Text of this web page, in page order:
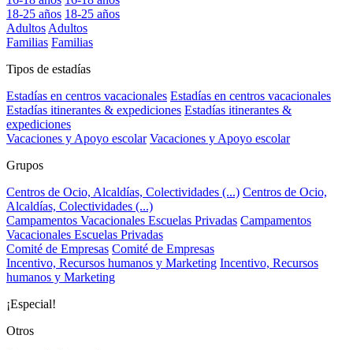
18-25 años 18-25 años
AdultosAdultos
Familias Familias
Tipos de estadías
Estadías en centros vacacionales Estadías en centros vacacionales
Estadías itinerantes & expediciones Estadías itinerantes &
expediciones
Vacaciones y Apoyo escolar Vacaciones y Apoyo escolar
Grupos
Centros de Ocio, Alcaldías, Colectividades (...) Centros de Ocio,
Alcaldías, Colectividades (...)
Campamentos Vacacionales Escuelas Privadas Campamentos
Vacacionales Escuelas Privadas
Comité de Empresas Comité de Empresas
Incentivo, Recursos humanos y Marketing Incentivo, Recursos
humanos y Marketing
¡Especial!
Otros